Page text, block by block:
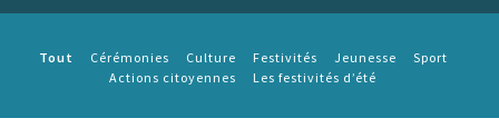
Tout Cérémonies Culture Festivités Jeunesse
Sport
Actions citoyennes
Les festivités d’été